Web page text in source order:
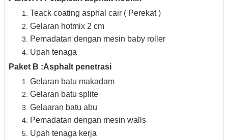
Teack coating asphal cair ( Perekat )
Gelaran hotmix 2 cm
Pemadatan dengan mesin baby roller
Upah tenaga
Paket B :Asphalt penetrasi
Gelaran batu makadam
Gelaran batu splite
Gelaaran batu abu
Pemadatan dengan mesin walls
Upah tenaga kerja